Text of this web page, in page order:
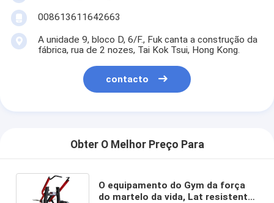
008613611642663
A unidade 9, bloco D, 6/F., Fuk canta a construção da
fábrica, rua de 2 nozes, Tai Kok Tsui, Hong Kong.
contacto
Obter O Melhor Preço Para
O equipamento do Gym da força
do martelo da vida, Lat resistente